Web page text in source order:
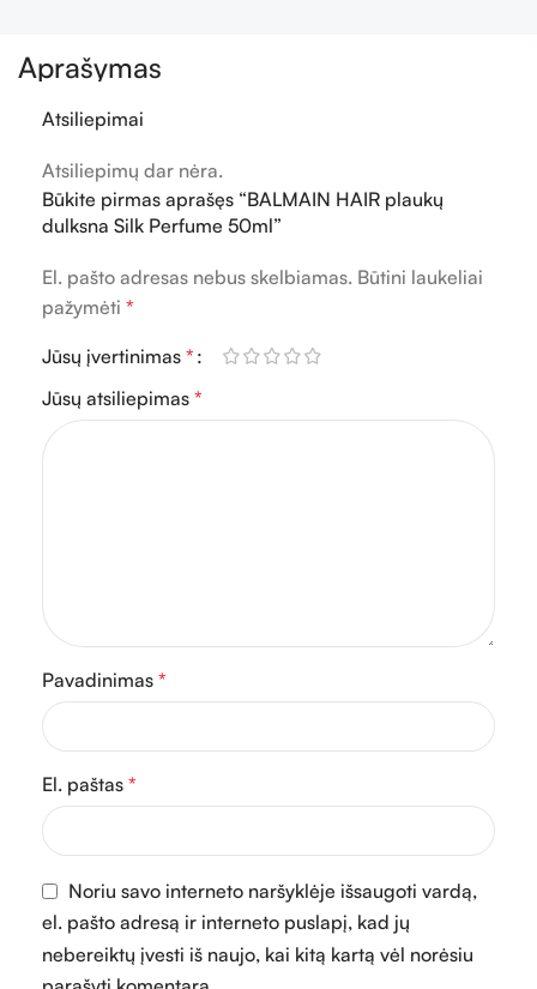
Aprašymas
Atsiliepimai
Atsiliepimų dar nėra.
Būkite pirmas aprašęs “BALMAIN HAIR plaukų
dulksna Silk Perfume 50ml”
El. pašto adresas nebus skelbiamas. Būtini laukeliai
pažymėti *
Jūsų įvertinimas *
Jūsų atsiliepimas *
Pavadinimas *
El. paštas *
Noriu savo interneto naršyklėje išsaugoti vardą,
el. pašto adresą ir interneto puslapį, kad jų
nebereiktų įvesti iš naujo, kai kitą kartą vėl norėsiu